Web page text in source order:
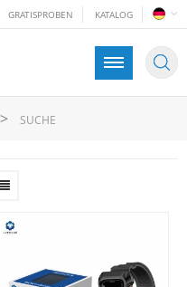
GRATISPROBEN KATALOG
> SUCHE